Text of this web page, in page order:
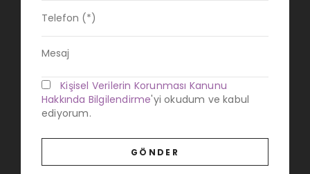
Kişisel Verilerin Korunması Kanunu
Hakkında Bilgilendirme'yi okudum ve kabul
ediyorum.